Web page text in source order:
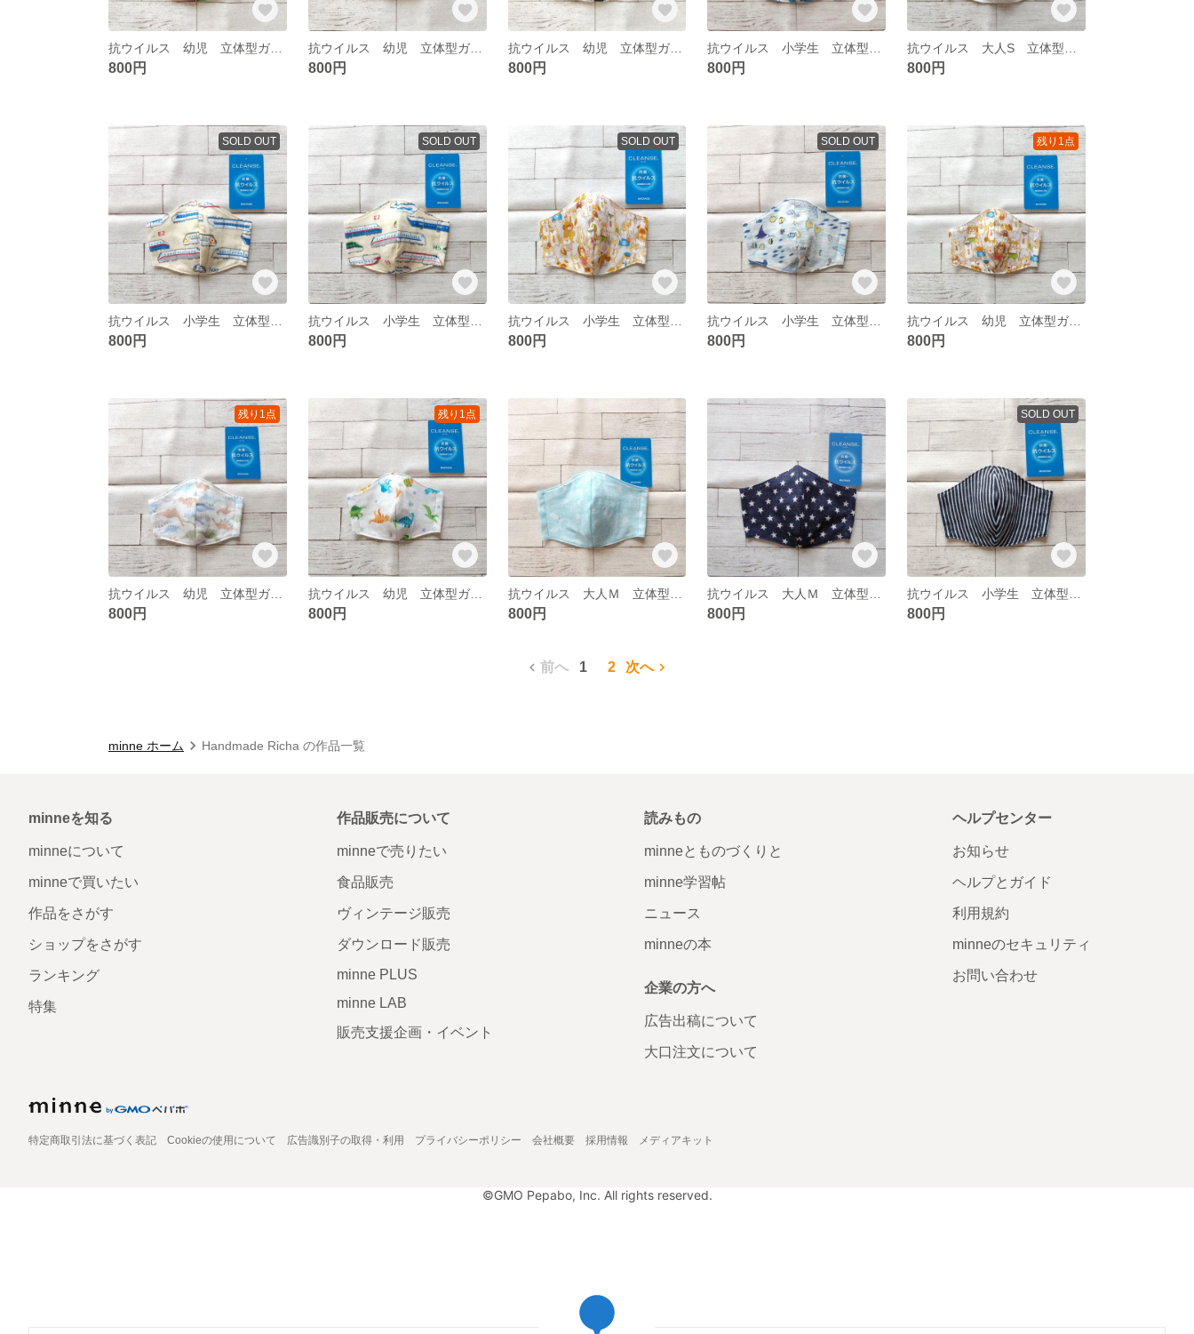
抗ウイルス 幼児 立体型ガーゼマスク 314
800円
抗ウイルス 幼児 立体型ガーゼマスク 313
800円
抗ウイルス 幼児 立体型ガーゼマスク 312
800円 800円 800円
SOLD OUT
800円
SOLD OUT
800円
SOLD OUT
800円
SOLD OUT
800円
残り1点
抗ウイルス 幼児 立体型ガーゼマスク 31
800円
残り1点
抗ウイルス 幼児 立体型ガーゼマスク 30
800円
残り1点
抗ウイルス 幼児 立体型ガーゼマスク 28
800円 800円 800円
SOLD OUT
800円
前へ 1 2 次へ
minne ホーム Handmade Richa の作品一覧
minneを知る
minneについて
minneで買いたい
作品をさがす
ショップをさがす
ランキング
特集
作品販売について
minneで売りたい
食品販売
ヴィンテージ販売
ダウンロード販売
minne PLUS
minne LAB
販売支援企画・イベント
読みもの
minneとものづくりと
minne学習帖
ニュース
minneの本
企業の方へ
広告出稿について
大口注文について
ヘルプセンター
お知らせ
ヘルプとガイド
利用規約
minneのセキュリティ
お問い合わせ
特定商取引法に基づく表記 Cookieの使用について 広告識別子の取得・利用 プライバシーポリシー 会社概要 採用情報 メディアキット
©GMO Pepabo, Inc. All rights reserved.